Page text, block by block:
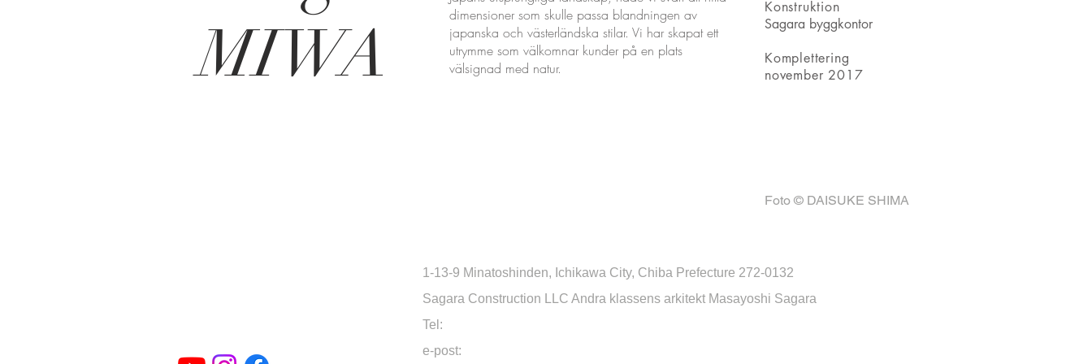
MIWA
dimensioner som skulle passa blandningen av
japanska och västerländska stilar. Vi har skapat ett
utrymme som välkomnar kunder på en plats
välsignad med natur.
​Konstruktion
Sagara byggkontor
Komplettering
november 2017
Foto © DAISUKE SHIMA
1-13-9 Minatoshinden, Ichikawa City, Chiba Prefecture 272-0132
Sagara Construction LLC Andra klassens arkitekt Masayoshi Sagara
Tel:
e-post: